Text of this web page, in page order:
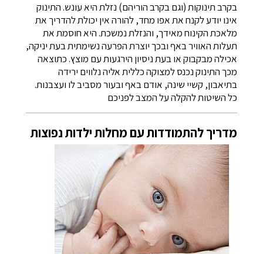
בקרב תינוקות (וגם בקרב הוריהם) נזלת היא עונש. התינוק
אינו יודע לקנח את אפו מחד, להורה אין יכולת להדריך את
מלאכת הקינוח מאידך, והנזלת נמשכת. היא חוסמת את
תעלות האוויר באף ובכך יוצרת הפרעה נשימתית בעת יניקה,
אכילה מבקבוק או בעת ניסיון הירגעות עם מוצץ. כתוצאה
מכך התינוק נכנס למצוקה כללית אליה נלווים ירידה
בתיאבון, קשיי שינה, אודם באף ובעור מסביב לו ועצבנות.
כל השיטות להקלה על המצב לפניכם
מדריך להתמודדות עם מחלות ילדות נפוצות